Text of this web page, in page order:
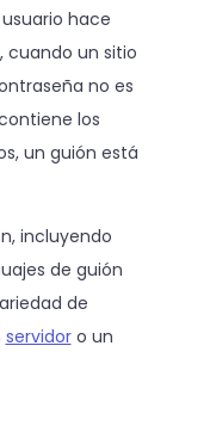
hace
cuando un sitio
no es
los
un guión está
incluyendo
de guión
de
servidoro un